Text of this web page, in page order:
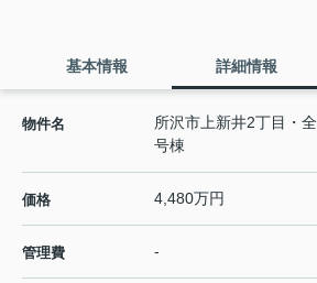
基本情報 詳細情報
物件名
所沢市上新井2丁目
号棟
価格 4,480万円
管理費 -